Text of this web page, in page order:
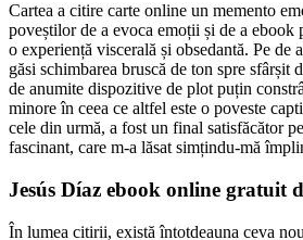
Cartea a citire carte online un memento
poveștilor de a evoca emoții și de a ebook
o experiență viscerală și obsedantă. Pe de
găsi schimbarea bruscă de ton spre sfârșit
de anumite dispozitive de plot puțin
minore în ceea ce altfel este o poveste
cele din urmă, a fost un final satisfăcător
fascinant, care m-a lăsat simțindu-mă
Jesús Díaz ebook online gratuit
În lumea citirii, există întotdeauna ceva